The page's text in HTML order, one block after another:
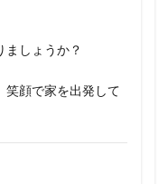
ましょうか？
笑顔で家を出発して